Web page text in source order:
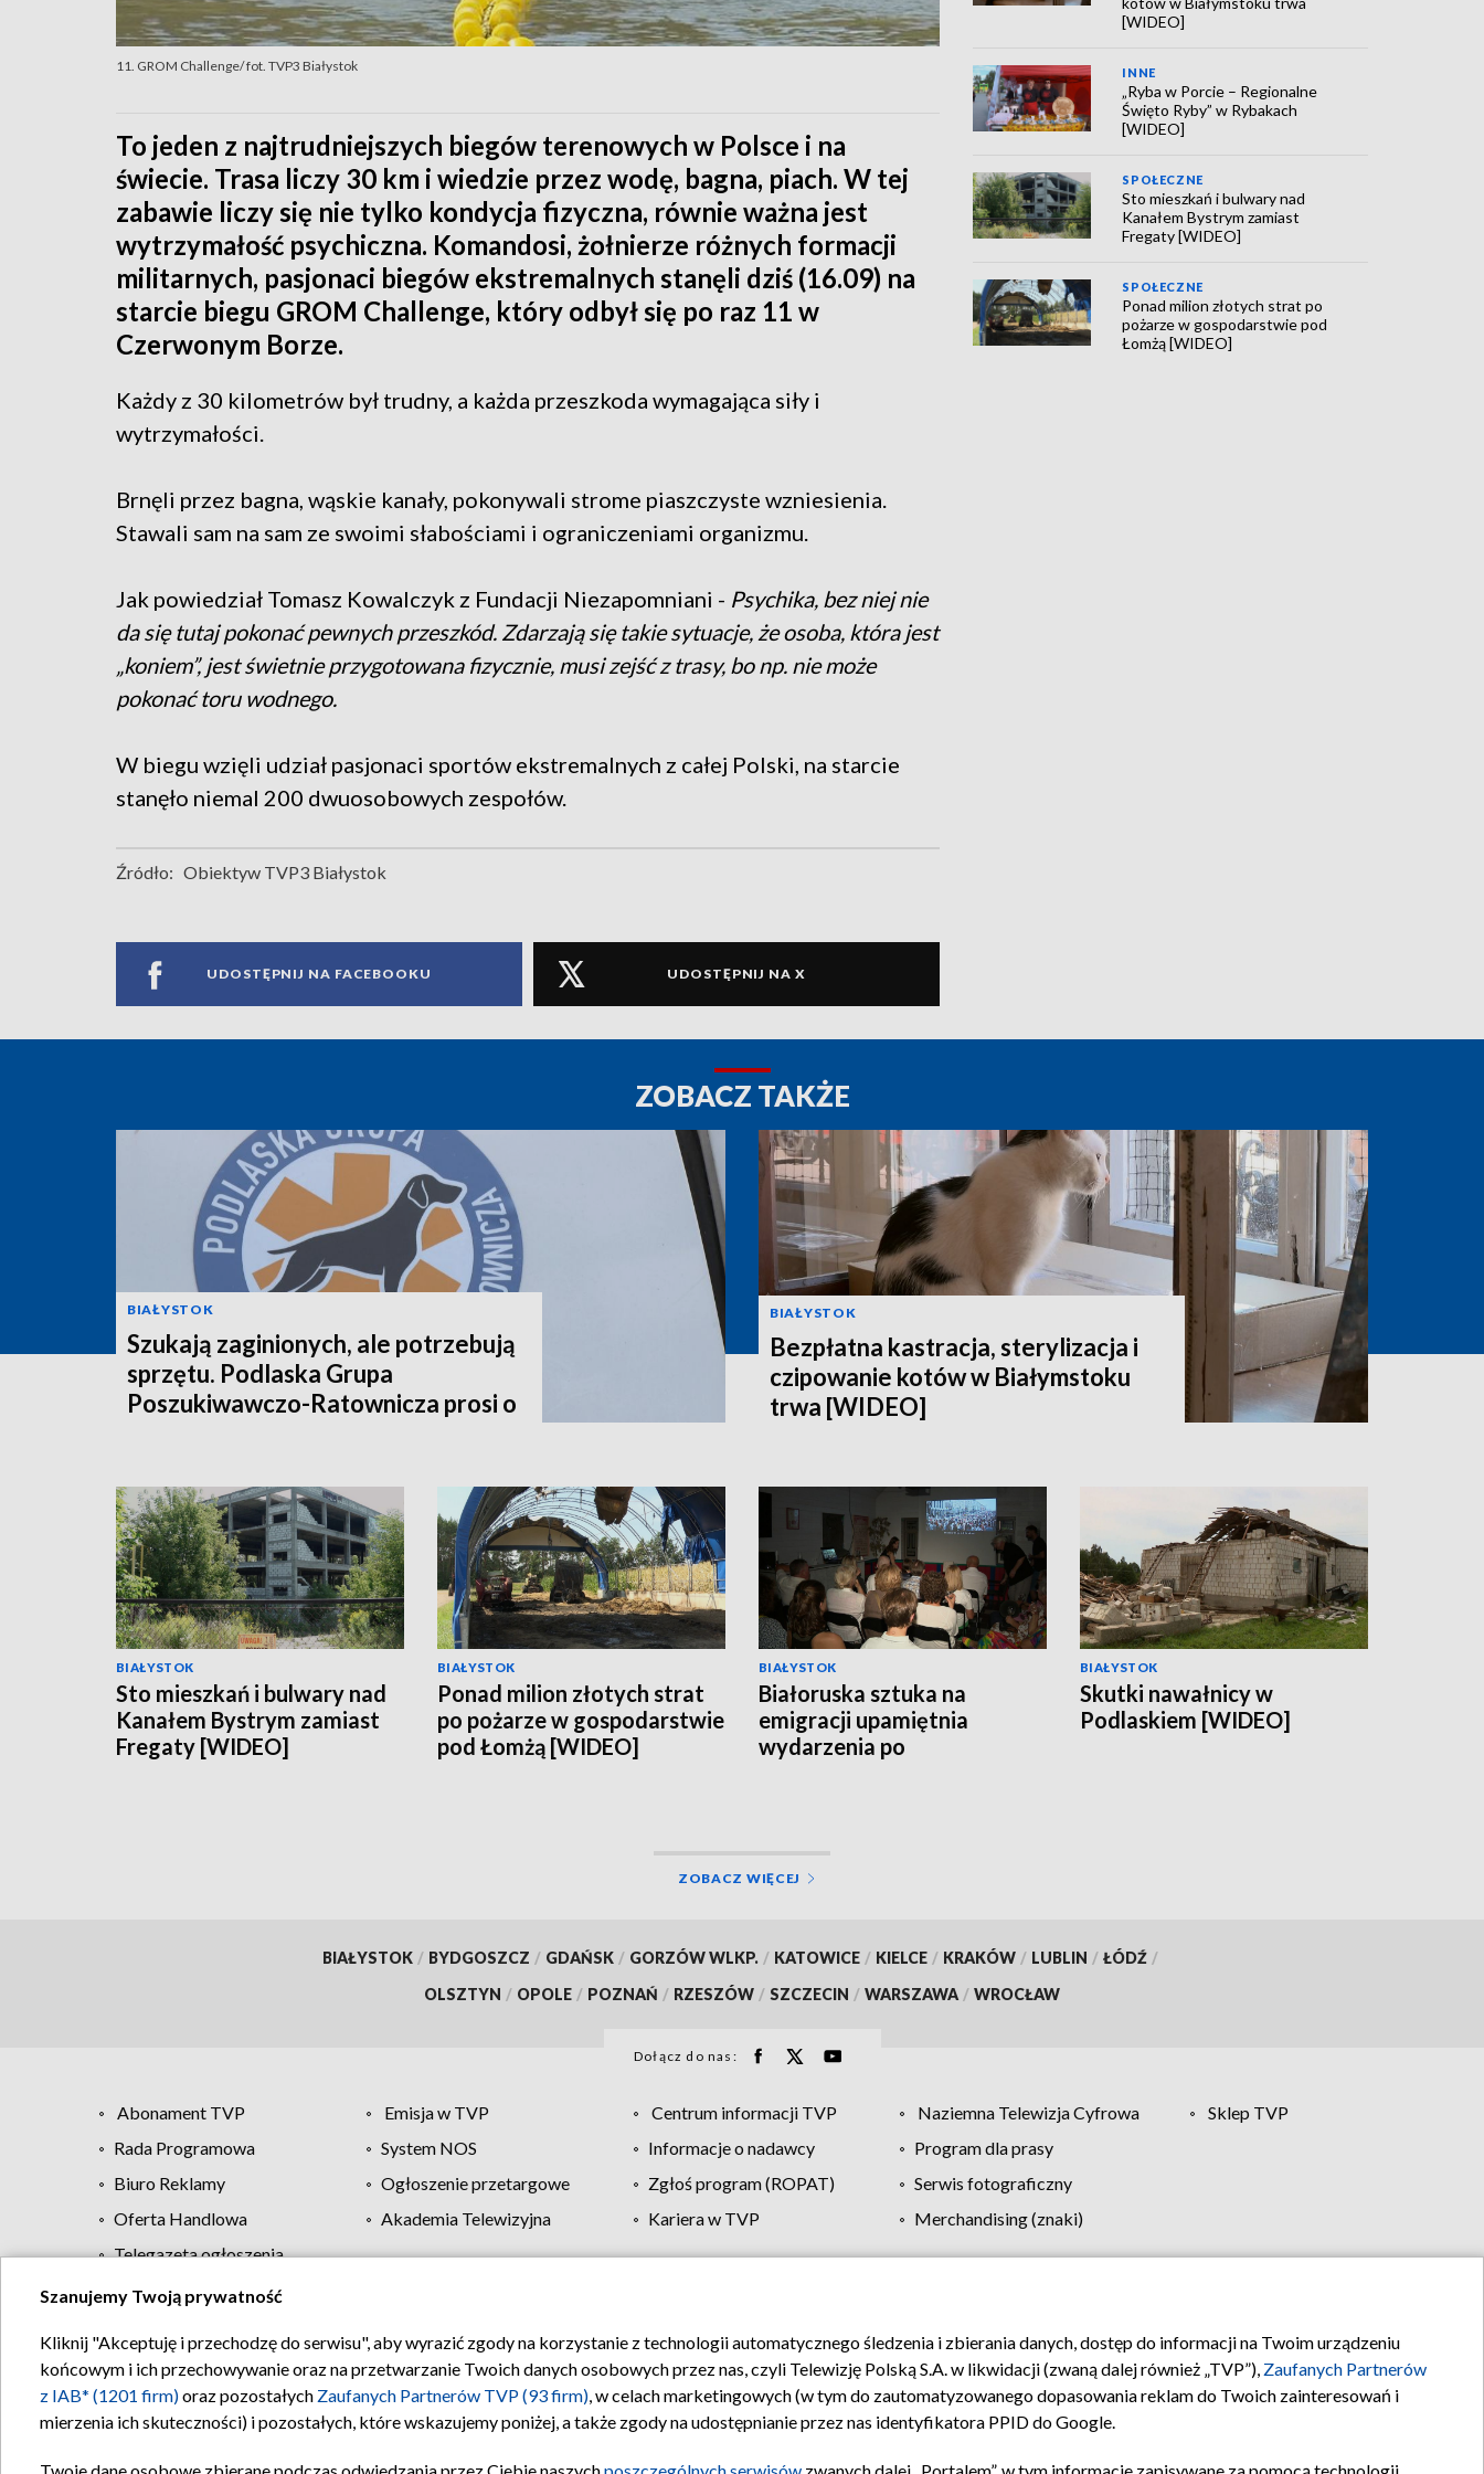
11. GROM Challenge/ fot. TVP3 Białystok
To jeden z najtrudniejszych biegów terenowych w Polsce i na
świecie. Trasa liczy 30 km i wiedzie przez wodę, bagna, piach. W tej
zabawie liczy się nie tylko kondycja fizyczna, równie ważna jest
wytrzymałość psychiczna. Komandosi, żołnierze różnych formacji
militarnych, pasjonaci biegów ekstremalnych stanęli dziś (16.09) na
starcie biegu GROM Challenge, który odbył się po raz 11 w
Czerwonym Borze.
Każdy z 30 kilometrów był trudny, a każda przeszkoda wymagająca siły i
wytrzymałości.
Brnęli przez bagna, wąskie kanały, pokonywali strome piaszczyste wzniesienia.
Stawali sam na sam ze swoimi słabościami i ograniczeniami organizmu.
Jak powiedział Tomasz Kowalczyk z Fundacji Niezapomniani - Psychika, bez niej nie
da się tutaj pokonać pewnych przeszkód. Zdarzają się takie sytuacje, że osoba, która jest
„koniem”, jest świetnie przygotowana fizycznie, musi zejść z trasy, bo np. nie może
pokonać toru wodnego.
W biegu wzięli udział pasjonaci sportów ekstremalnych z całej Polski, na starcie
stanęło niemal 200 dwuosobowych zespołów.
Źródło: Obiektyw TVP3 Białystok
UDOSTĘPNIJ NA FACEBOOKU UDOSTĘPNIJ NA X
[WIDEO]
INNE
„Ryba w Porcie – Regionalne
Święto Ryby” w Rybakach
[WIDEO]
SPOŁECZNE
Sto mieszkań i bulwary nad
Kanałem Bystrym zamiast
Fregaty [WIDEO]
SPOŁECZNE
Ponad milion złotych strat po
pożarze w gospodarstwie pod
Łomżą [WIDEO]
ZOBACZ TAKŻE
BIAŁYSTOK
Szukają zaginionych, ale potrzebują
sprzętu. Podlaska Grupa
Poszukiwawczo-Ratownicza prosi o
BIAŁYSTOK
Bezpłatna kastracja, sterylizacja i
czipowanie kotów w Białymstoku
trwa [WIDEO]
BIAŁYSTOK
Sto mieszkań i bulwary nad
Kanałem Bystrym zamiast
Fregaty [WIDEO]
BIAŁYSTOK
Ponad milion złotych strat
po pożarze w gospodarstwie
pod Łomżą [WIDEO]
BIAŁYSTOK
Białoruska sztuka na
emigracji upamiętnia
wydarzenia po
BIAŁYSTOK
Skutki nawałnicy w
Podlaskiem [WIDEO]
ZOBACZ WIĘCEJ
BIAŁYSTOK / BYDGOSZCZ / GDAŃSK / GORZÓW WLKP. / KATOWICE / KIELCE / KRAKÓW / LUBLIN / ŁÓDŹ /
OLSZTYN / OPOLE / POZNAŃ / RZESZÓW / SZCZECIN / WARSZAWA / WROCŁAW
Dołącz do nas:
Abonament TVP Emisja w TVP Centrum informacji TVP Naziemna Telewizja Cyfrowa
Sklep TVP
Rada Programowa
System NOS Informacje o nadawcy
Program dla prasy
Biuro Reklamy
Ogłoszenie przetargowe Zgłoś program (ROPAT)
Serwis fotograficzny
Oferta Handlowa
Akademia Telewizyjna Kariera w TVP
Merchandising (znaki)
Telegazeta ogłoszenia
Regulamin TVP Polityka prywatności Moje zgody Pomoc Biuro reklamy Kontakt
Szanujemy Twoją prywatność
Kliknij "Akceptuję i przechodzę do serwisu", aby wyrazić zgody na korzystanie z technologii automatycznego śledzenia i zbierania danych, dostęp do informacji na Twoim urządzeniu
końcowym i ich przechowywanie oraz na przetwarzanie Twoich danych osobowych przez nas, czyli Telewizję Polską S.A. w likwidacji (zwaną dalej również „TVP”), Zaufanych Partnerów
z IAB* (1201 firm)oraz pozostałych Zaufanych Partnerów TVP (93 firm), w celach marketingowych (w tym do zautomatyzowanego dopasowania reklam do Twoich zainteresowań i
mierzenia ich skuteczności) i pozostałych, które wskazujemy poniżej, a także zgody na udostępnianie przez nas identyfikatora PPID do Google.